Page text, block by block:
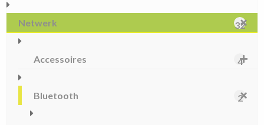
Netwerk 32
Accessoires 4
Bluetooth 2